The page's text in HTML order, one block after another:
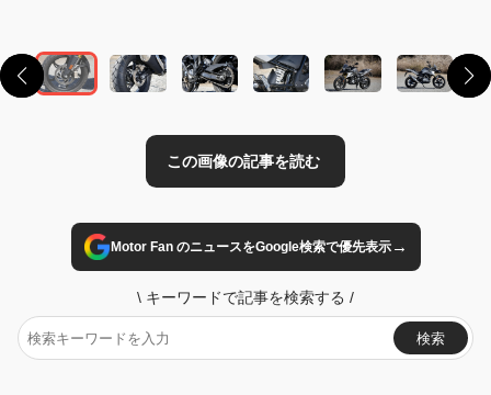
Motor Fan のニュースをGoogle検索で優先表示→
\ キーワードで記事を検索する /
検索